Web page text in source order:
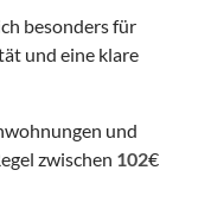
besonders für
und eine klare
und
zwischen 102€